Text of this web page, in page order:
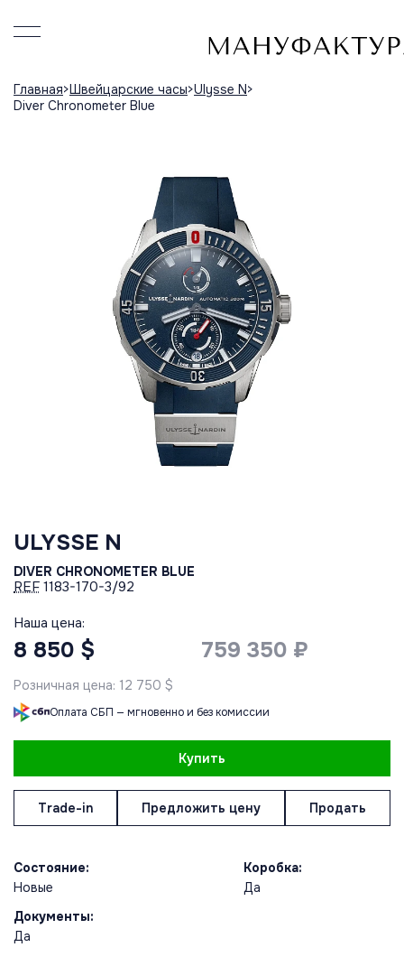
Главная Швейцарские часы Ulysse N
Diver Chronometer Blue
ULYSSE N
DIVER CHRONOMETER BLUE
REF 1183-170-3/92
Наша цена:
8 850 $ 759 350 ₽
Розничная цена: 12 750 $
Оплата СБП — мгновенно и без комиссии
Купить
Trade-in Предложить цену Продать
Состояние:
Новые
Коробка:
Да
Документы:
Да